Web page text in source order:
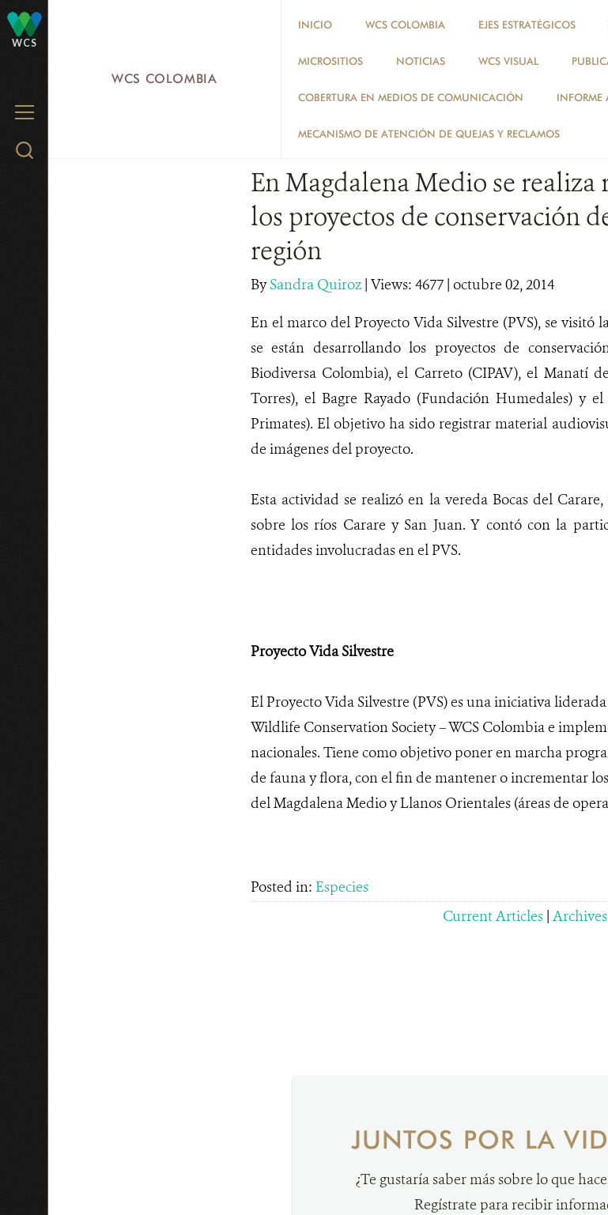
WCS
MENU
Search
WCS COLOMBIA
INICIO WCS COLOMBIA EJES ESTRATÉGICOS
MICROSITIOS NOTICIAS WCS VISUAL
COBERTURA EN MEDIOS DE COMUNICACIÓN INFORME
MECANISMO DE ATENCIÓN DE QUEJAS Y RECLAMOS
En Magdalena Medio se
los proyectos de conservación
región
BySandra Quiroz| Views: 4677| octubre 02, 2014
En el marco del Proyecto Vida Silvestre (PVS), se
se están desarrollando los proyectos de
Biodiversa Colombia), el Carreto (CIPAV), el Manatí
Torres), el Bagre Rayado (Fundación Humedales) y
Primates). El objetivo ha sido registrar material
de imágenes del proyecto.
Esta actividad se realizó en la vereda Bocas del
sobre los ríos Carare y San Juan. Y contó con la
entidades involucradas en el PVS.
Proyecto Vida Silvestre
El Proyecto Vida Silvestre (PVS) es una iniciativa
Wildlife Conservation Society – WCS Colombia e
nacionales. Tiene como objetivo poner en marcha
de fauna y flora, con el fin de mantener o incrementar
del Magdalena Medio y Llanos Orientales (áreas de
Posted in: Especies
Current Articles | Archives
JUNTOS POR LA
¿Te gustaría saber más sobre lo que
Regístrate para recibir